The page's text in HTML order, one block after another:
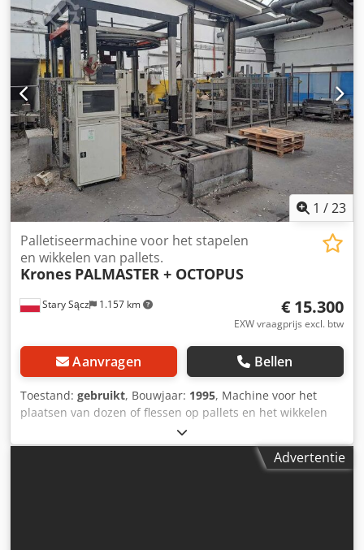
palletiseermachine van KRONES.
1 /23
Stary Sącz 1.157 km
Palletiseermachine voor het stapelen
en wikkelen van pallets.
Krones PALMASTER + OCTOPUS
€ 15.300
EXW vraagprijs excl. btw
Aanvragen Bellen
Toestand: gebruikt, Bouwjaar: 1995, Machine voor het
plaatsen van dozen of flessen op pallets en het wikkelen
met stretchfolie. Fabrikant: KRONES Model: PALMASTER
Dkedpoyrf Atofx Aiaer Bouwjaar: 1995 Inclusief OCTOPUS
palletwikkelaar met aandrukplaat. Gebruikte machines,
Advertentie